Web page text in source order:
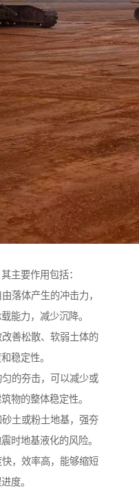
主要作用包括：
落体产生的冲击力，
能力，减少沉降。
善松散、软弱土体的
稳定性。
的夯击，可以减少或
物的整体稳定性。
土或粉土地基，强夯
时地基液化的风险。
，效率高，能够缩短
度。